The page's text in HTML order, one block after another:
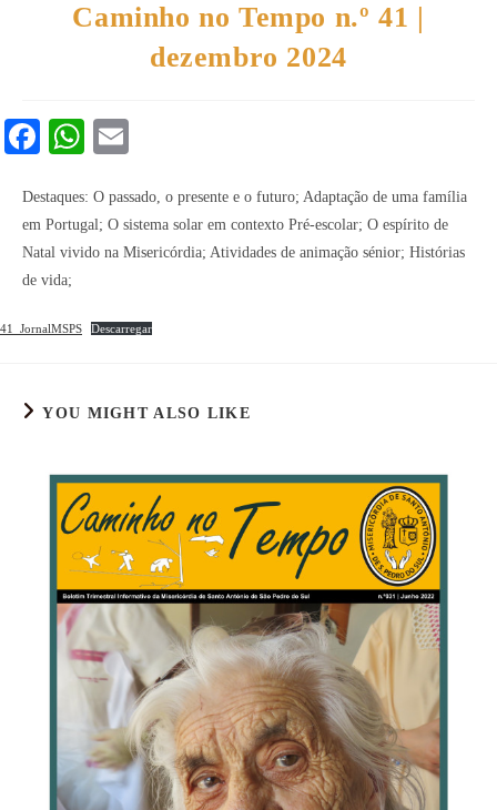
Caminho no Tempo n.º 41 |
dezembro 2024
Fa
bo
ok
W
ts
A
ail
Destaques: O passado, o presente e o futuro; Adaptação de uma família
em Portugal; O sistema solar em contexto Pré-escolar; O espírito de
Natal vivido na Misericórdia; Atividades de animação sénior; Histórias
de vida;
41_JornalMSPS Descarregar
YOU MIGHT ALSO LIKE